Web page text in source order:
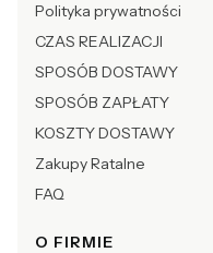
Polityka prywatności
CZAS REALIZACJI
SPOSÓB DOSTAWY
SPOSÓB ZAPŁATY
KOSZTY DOSTAWY
Zakupy Ratalne
FAQ
O FIRMIE